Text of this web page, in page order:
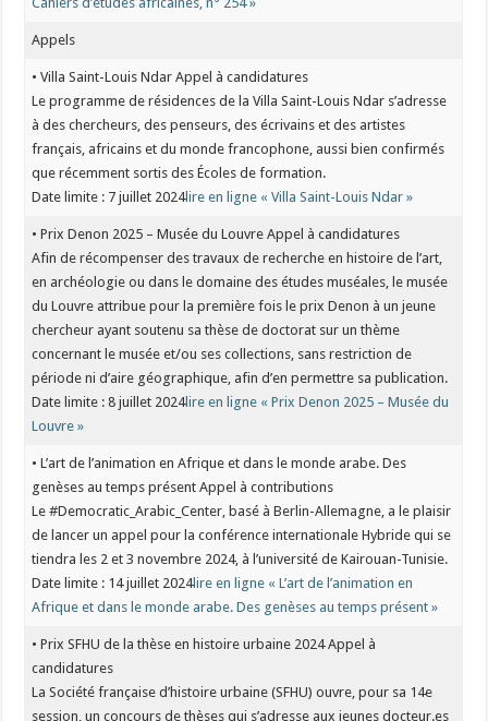
Appels
• Villa Saint-Louis Ndar Appel à candidatures
Le programme de résidences de la Villa Saint-Louis Ndar s’adresse
à des chercheurs, des penseurs, des écrivains et des artistes
français, africains et du monde francophone, aussi bien confirmés
que récemment sortis des Écoles de formation.
Date limite : 7 juillet 2024lire en ligne « Villa Saint-Louis Ndar »
• Prix Denon 2025 – Musée du Louvre Appel à candidatures
Afin de récompenser des travaux de recherche en histoire de l’art,
en archéologie ou dans le domaine des études muséales, le musée
du Louvre attribue pour la première fois le prix Denon à un jeune
chercheur ayant soutenu sa thèse de doctorat sur un thème
concernant le musée et/ou ses collections, sans restriction de
période ni d’aire géographique, afin d’en permettre sa publication.
Date limite : 8 juillet 2024lire en ligne « Prix Denon 2025 – Musée du
Louvre »
• L’art de l’animation en Afrique et dans le monde arabe. Des
genèses au temps présent Appel à contributions
Le #Democratic_Arabic_Center, basé à Berlin-Allemagne, a le plaisir
de lancer un appel pour la conférence internationale Hybride qui se
tiendra les 2 et 3 novembre 2024, à l’université de Kairouan-Tunisie.
Date limite : 14 juillet 2024lire en ligne « L’art de l’animation en
Afrique et dans le monde arabe. Des genèses au temps présent »
• Prix SFHU de la thèse en histoire urbaine 2024 Appel à
candidatures
La Société française d’histoire urbaine (SFHU) ouvre, pour sa 14e
session, un concours de thèses qui s’adresse aux jeunes docteur.es